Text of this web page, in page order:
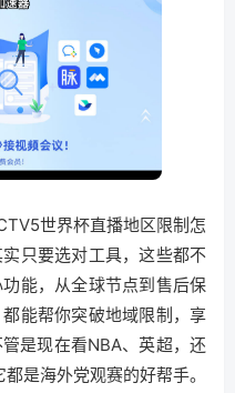
世界杯直播地区限制怎
只要选对工具，这些都不
能，从全球节点到售后保
能帮你突破地域限制，享
是现在看NBA、英超，还
是海外党观赛的好帮手。